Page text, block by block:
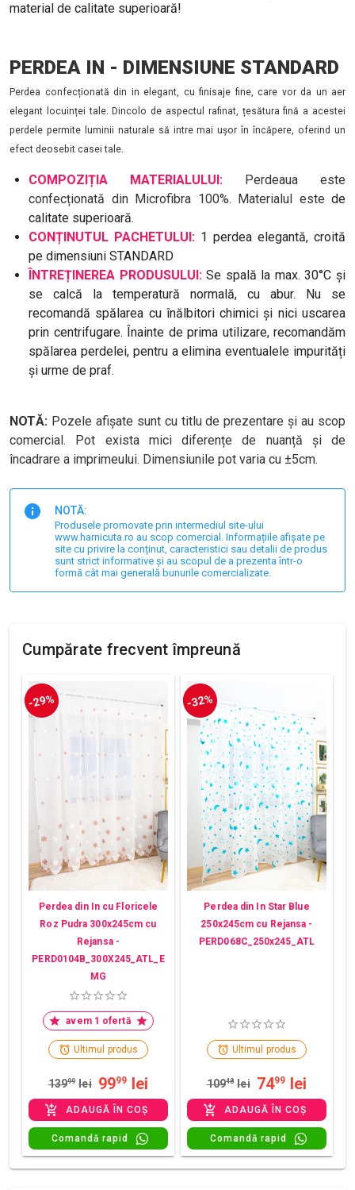
material de calitate superioară!
PERDEA IN - DIMENSIUNE STANDARD
Perdea confecționată din in elegant, cu finisaje fine, care vor da un aer
elegant locuinței tale. Dincolo de aspectul rafinat, țesătura fină a acestei
perdele permite luminii naturale să intre mai ușor în încăpere, oferind un
efect deosebit casei tale.
COMPOZIȚIA MATERIALULUI: Perdeaua este
confecționată din Microfibra 100%. Materialul este de
calitate superioară.
CONȚINUTUL PACHETULUI: 1 perdea elegantă, croită
pe dimensiuni STANDARD
ÎNTREȚINEREA PRODUSULUI:Se spală la max. 30°C și
se calcă la temperatură normală, cu abur. Nu se
recomandă spălarea cu înălbitori chimici și nici uscarea
prin centrifugare. Înainte de prima utilizare, recomandăm
spălarea perdelei, pentru a elimina eventualele impurități
și urme de praf.
NOTĂ: Pozele afișate sunt cu titlu de prezentare și au scop
comercial. Pot exista mici diferențe de nuanță și de
încadrare a imprimeului. Dimensiunile pot varia cu ±5cm.
NOTĂ:
Produsele promovate prin intermediul site-ului
www.harnicuta.ro au scop comercial. Informațiile afișate pe
site cu privire la conținut, caracteristici sau detalii de produs
sunt strict informative și au scopul de a prezenta într-o
formă cât mai generală bunurile comercializate.
Cumpărate frecvent împreună
-29%
Perdea din In cu Floricele
Roz Pudra 300x245cm cu
Rejansa -
PERD0104B_300X245_ATL_E
MG
avem 1 ofertă
Ultimul produs
13999 lei 9999 lei
ADAUGĂ ÎN COȘ
Comandă rapid
-32%
Perdea din In Star Blue
250x245cm cu Rejansa -
PERD068C_250x245_ATL
Ultimul produs
10948 lei 7499 lei
ADAUGĂ ÎN COȘ
Comandă rapid